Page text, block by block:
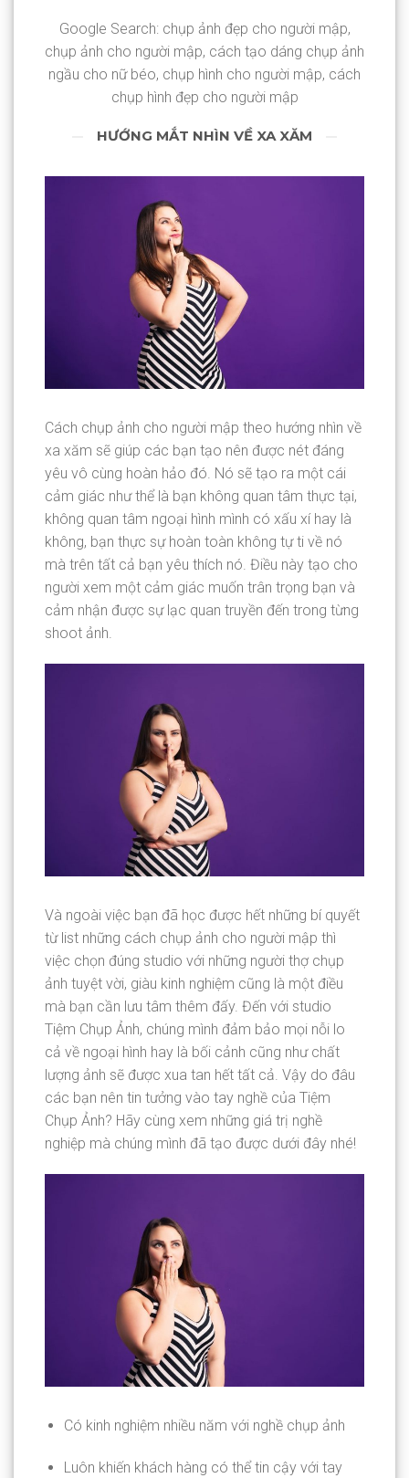
Google Search: chụp ảnh đẹp cho người mập,
chụp ảnh cho người mập, cách tạo dáng chụp ảnh
ngầu cho nữ béo, chụp hình cho người mập, cách
chụp hình đẹp cho người mập
HƯỚNG MẮT NHÌN VỀ XA XĂM
Cách chụp ảnh cho người mập theo hướng nhìn về
xa xăm sẽ giúp các bạn tạo nên được nét đáng
yêu vô cùng hoàn hảo đó. Nó sẽ tạo ra một cái
cảm giác như thể là bạn không quan tâm thực tại,
không quan tâm ngoại hình mình có xấu xí hay là
không, bạn thực sự hoàn toàn không tự ti về nó
mà trên tất cả bạn yêu thích nó. Điều này tạo cho
người xem một cảm giác muốn trân trọng bạn và
cảm nhận được sự lạc quan truyền đến trong từng
shoot ảnh.
Và ngoài việc bạn đã học được hết những bí quyết
từ list những cách chụp ảnh cho người mập thì
việc chọn đúng studio với những người thợ chụp
ảnh tuyệt vời, giàu kinh nghiệm cũng là một điều
mà bạn cần lưu tâm thêm đấy. Đến với studio
Tiệm Chụp Ảnh, chúng mình đảm bảo mọi nỗi lo
cả về ngoại hình hay là bối cảnh cũng như chất
lượng ảnh sẽ được xua tan hết tất cả. Vậy do đâu
các bạn nên tin tưởng vào tay nghề của Tiệm
Chụp Ảnh? Hãy cùng xem những giá trị nghề
nghiệp mà chúng mình đã tạo được dưới đây nhé!
Có kinh nghiệm nhiều năm với nghề chụp ảnh
Luôn khiến khách hàng có thể tin cậy với tay